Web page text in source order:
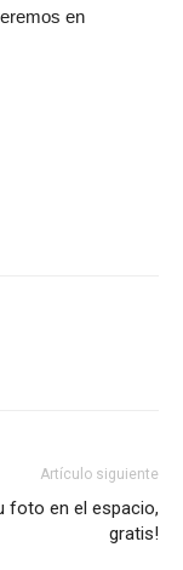
en
Artículo siguiente
foto en el espacio,
gratis!